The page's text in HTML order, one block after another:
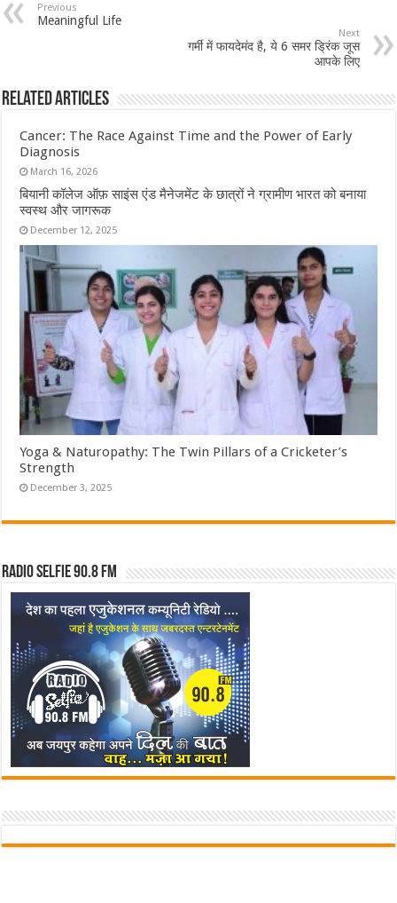
Previous
Meaningful Life
Next
गर्मी में फायदेमंद है, ये 6 समर ड्रिंक जूस
आपके लिए
Related Articles
Cancer: The Race Against Time and the Power of Early
Diagnosis
March 16, 2026
बियानी कॉलेज ऑफ़ साइंस एंड मैनेजमेंट के छात्रों ने ग्रामीण भारत को बनाया
स्वस्थ और जागरूक
December 12, 2025
Yoga & Naturopathy: The Twin Pillars of a Cricketer’s
Strength
December 3, 2025
Radio Selfie 90.8 FM